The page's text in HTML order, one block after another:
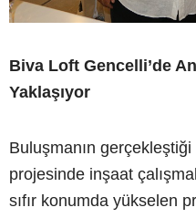
Biva Loft Gencelli’de
Yaklaşıyor
Buluşmanın
projesinde inşaat
sıfır konumda yükselen